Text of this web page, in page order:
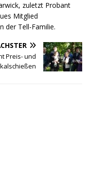
zuletzt Probant
Mitglied
der Tell-Familie.
Preis- und